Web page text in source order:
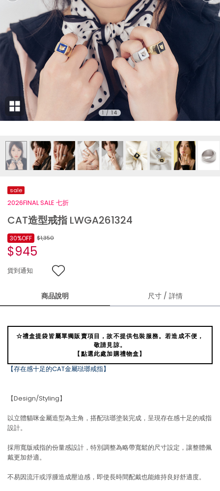
1 / 14
sale
2026FINAL SALE 七折
CAT造型戒指 LWGA261324
$1,350
$945
30%OFF
貨到通知
商品說明 尺寸 / 詳情
☆禮盒提袋皆屬單獨販賣項目，故不提供包裝服務。若造成不便，
敬請見諒。
【點選此處加購禮物盒】
【存在感十足的CAT金屬琺瑯戒指】
【Design/Styling】
以立體貓咪金屬造型為主角，搭配琺瑯塗裝完成，呈現存在感十足的戒指
設計。
採用寬版戒指的份量感設計，特別調整為略帶寬鬆的尺寸設定，讓整體佩
戴更加舒適。
不易因流汗或浮腫造成壓迫感，即使長時間配戴也能維持良好舒適度。